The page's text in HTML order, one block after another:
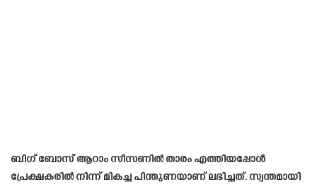
ബിഗ് ബോസ് ആറാം സീസണിൽ താരം എത്തിയപ്പോൾ
പ്രേക്ഷകരിൽ നിന്ന് മികച്ച പിന്തുണയാണ് ലഭിച്ചത്. സ്വന്തമായി